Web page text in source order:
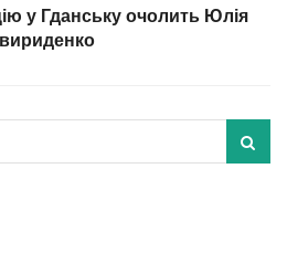
у Гданську очолить Юлія